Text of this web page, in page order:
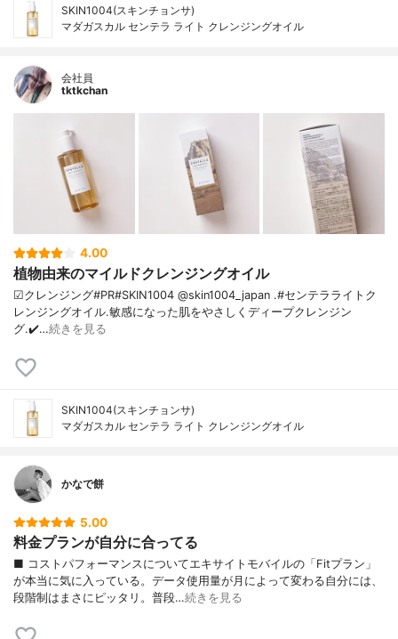
SKIN1004(スキンチョンサ)
マダガスカル センテラ ライト クレンジングオイル
会社員
tktkchan
4.00
植物由来のマイルドクレンジングオイル
☑クレンジング#PR#SKIN1004 @skin1004_japan .#センテラライトク
レンジングオイル.敏感になった肌をやさしくディープクレンジン
グ.✔️…続きを見る
SKIN1004(スキンチョンサ)
マダガスカル センテラ ライト クレンジングオイル
かなで餅
5.00
料金プランが自分に合ってる
■ コストパフォーマンスについてエキサイトモバイルの「Fitプラン」
が本当に気に入っている。データ使用量が月によって変わる自分には、
段階制はまさにピッタリ。普段…続きを見る